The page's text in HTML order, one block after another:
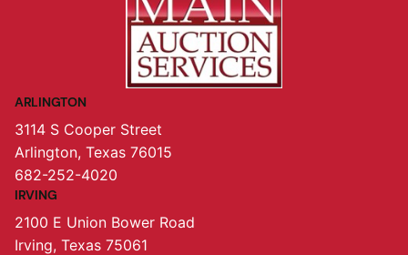
ARLINGTON
3114 S Cooper Street
Arlington, Texas 76015
682-252-4020
IRVING
2100 E Union Bower Road
Irving, Texas 75061